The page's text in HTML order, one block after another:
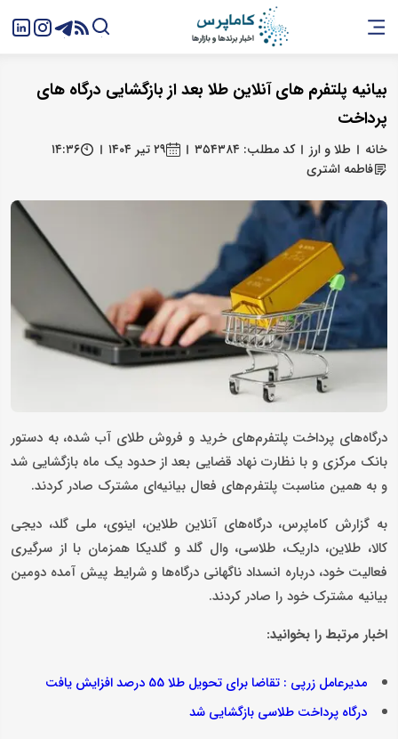
بیانیه پلتفرم های آنلاین طلا بعد از بازگشایی درگاه های
پرداخت
خانه طلا و ارز کد مطلب: ۳۵۴۳۸۴ ۲۹ تیر ۱۴۰۴
۱۴:۳۶
فاطمه اشتری
درگاه‌های پرداخت پلتفرم‌های خرید و فروش طلای آب شده، به دستور
بانک مرکزی و با نظارت نهاد قضایی بعد از حدود یک ماه بازگشایی شد
و به همین مناسبت پلتفرم‌های فعال بیانیه‌ای مشترک صادر کردند.
به گزارش کاماپرس، درگاه‌های آنلاین طلاین، اینوی، ملی گلد، دیجی
کالا، طلاین، داریک، طلاسی، وال گلد و گلدیکا همزمان با از سرگیری
فعالیت خود، درباره انسداد ناگهانی درگاه‌ها و شرایط پیش آمده دومین
بیانیه مشترک خود را صادر کردند.
اخبار مرتبط را بخوانید:
مدیرعامل زرپی : تقاضا برای تحویل طلا 55 درصد افزایش یافت
درگاه پرداخت طلاسی بازگشایی شد